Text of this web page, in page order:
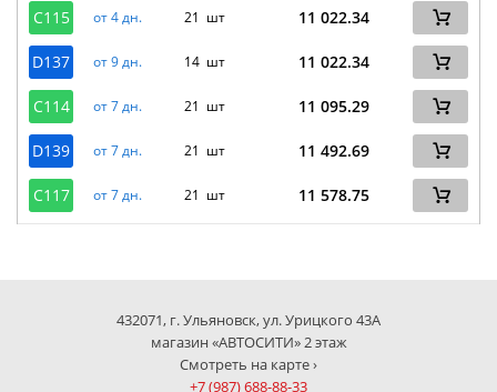
C115 от 4 дн. 21 шт 11 022.34
D137 от 9 дн. 14 шт 11 022.34
C114 от 7 дн. 21 шт 11 095.29
D139 от 7 дн. 21 шт 11 492.69
C117 от 7 дн. 21 шт 11 578.75
432071, г. Ульяновск, ул. Урицкого 43А
магазин «АВТОСИТИ» 2 этаж
Смотреть на карте ›
+7 (987) 688-88-33